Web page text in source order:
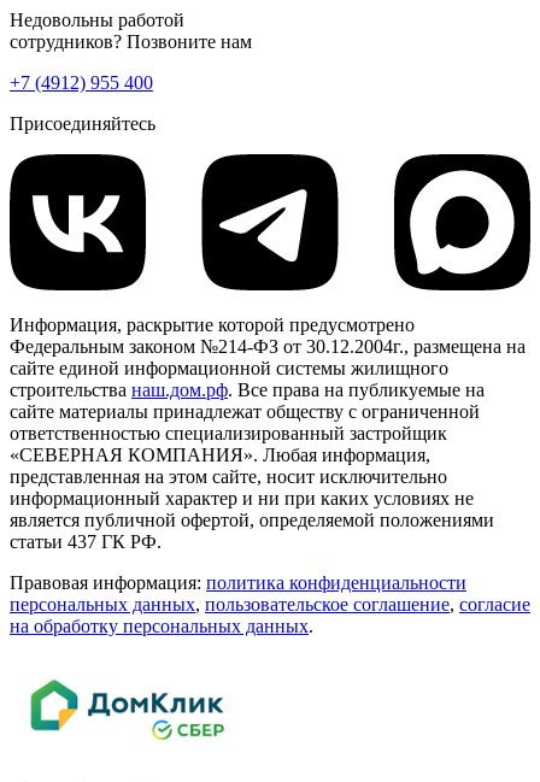
Недовольны работой
сотрудников? Позвоните нам
+7 (4912) 955 400
Присоединяйтесь
Информация, раскрытие которой предусмотрено
Федеральным законом №214-ФЗ от 30.12.2004г., размещена на
сайте единой информационной системы жилищного
строительства наш.дом.рф. Все права на публикуемые на
сайте материалы принадлежат обществу с ограниченной
ответственностью специализированный застройщик
«СЕВЕРНАЯ КОМПАНИЯ». Любая информация,
представленная на этом сайте, носит исключительно
информационный характер и ни при каких условиях не
является публичной офертой, определяемой положениями
статьи 437 ГК РФ.
Правовая информация: политика конфиденциальности
персональных данных, пользовательское cоглашение, cогласие
на обработку персональных данных.